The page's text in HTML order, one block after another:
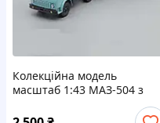
Колекційна модель
масштаб 1:43 МАЗ-504 з
напівпричепом МАЗ-9380
від нашого Автопром